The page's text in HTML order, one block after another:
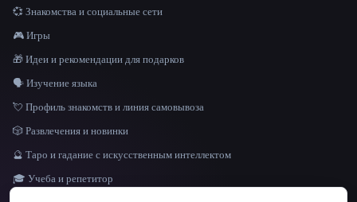
ЯЗЫК
💞 Знакомства и социальные сети
🎮 Игры
🎁 Идеи и рекомендации для подарков
🗣️ Изучение языка
💘 Профиль знакомств и линия самовывоза
🎲 Развлечения и новинки
🔮 Таро и гадание с искусственным интеллектом
🎓 Учеба и репетитор